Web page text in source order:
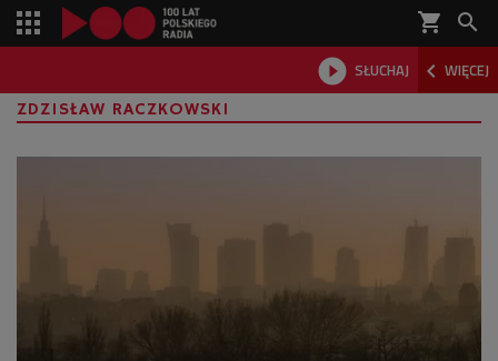
shopping_cart 
 SŁUCHAJ  WIĘCEJ

ZDZISŁAW RACZKOWSKI